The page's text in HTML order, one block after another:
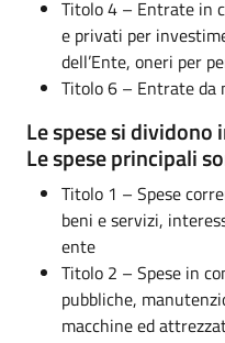
Titolo 4 – Entrate in
e privati per
dell’Ente, oneri per
Titolo 6 – Entrate da
Le spese si dividono
Le spese principali
Titolo 1 – Spese
beni e servizi,
ente
Titolo 2 – Spese in
pubbliche,
macchine ed